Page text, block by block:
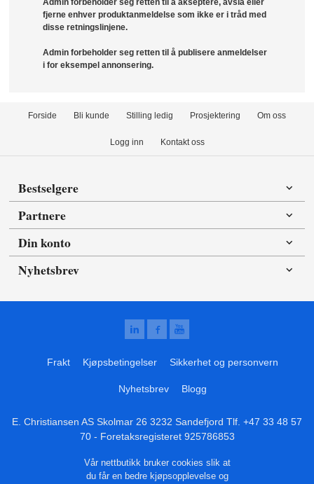
Admin forbeholder seg retten til å akseptere, avslå eller
fjerne enhver produktanmeldelse som ikke er i tråd med
disse retningslinjene.
Admin forbeholder seg retten til å publisere anmeldelser
i for eksempel annonsering.
Forside Bli kunde Stilling ledig Prosjektering Om oss
Logg inn Kontakt oss
Bestselgere
Partnere
Din konto
Nyhetsbrev
Frakt Kjøpsbetingelser Sikkerhet og personvern
Nyhetsbrev Blogg
E. Christiansen AS Skolmar 26 3232 Sandefjord Tlf. +47 33 48 57
70- Foretaksregisteret 925786853
Vår nettbutikk bruker cookies slik at
du får en bedre kjøpsopplevelse og